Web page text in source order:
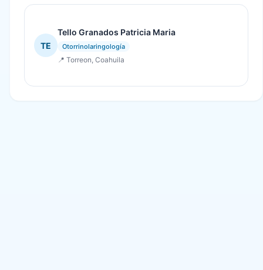
TE
Tello Granados Patricia Maria
Otorrinolaringología
📍 Torreon, Coahuila